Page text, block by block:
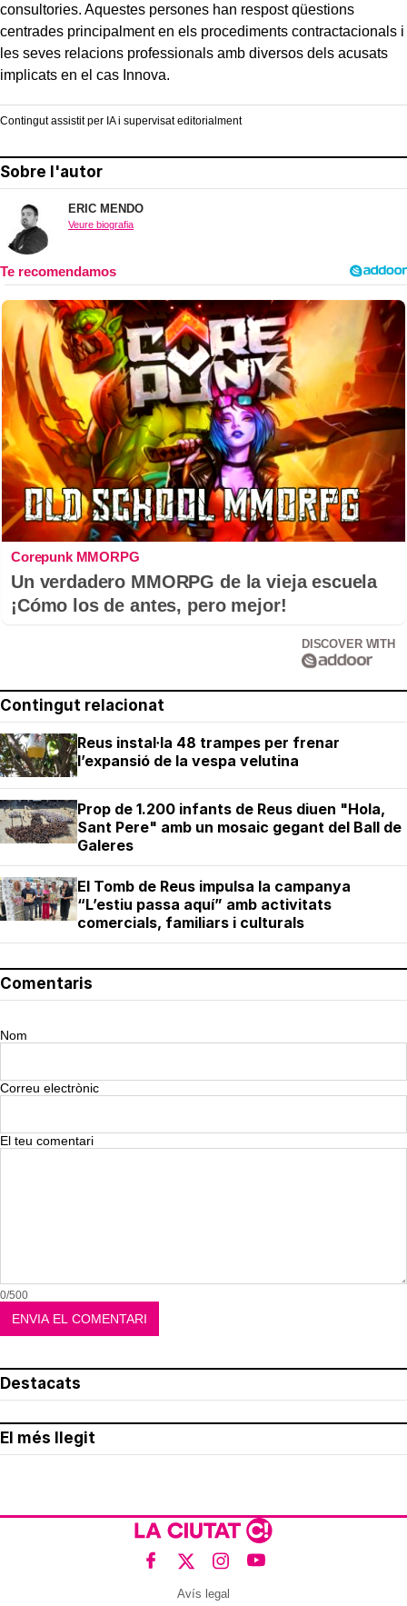
consultories. Aquestes persones han respost qüestions
centrades principalment en els procediments contractacionals i
les seves relacions professionals amb diversos dels acusats
implicats en el cas Innova.
Contingut assistit per IA i supervisat editorialment
Sobre l'autor
ERIC MENDO
Veure biografia
Corepunk MMORPG
Un verdadero MMORPG de la vieja escuela
¡Cómo los de antes, pero mejor!
DISCOVER WITH
Contingut relacionat
Reus instal·la 48 trampes per frenar
l’expansió de la vespa velutina
Prop de 1.200 infants de Reus diuen "Hola,
Sant Pere" amb un mosaic gegant del Ball de
Galeres
El Tomb de Reus impulsa la campanya
“L’estiu passa aquí” amb activitats
comercials, familiars i culturals
Comentaris
Nom
Correu electrònic
El teu comentari
0/500
Destacats
El més llegit
Avís legal